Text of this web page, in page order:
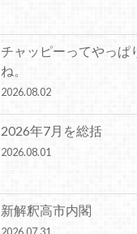
チャッピーってやっぱ
ね。
2026.08.02
2026年7月を総括
2026.08.01
新解釈高市内閣